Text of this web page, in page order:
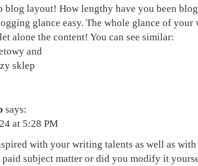
blog layout! How lengthy have you been
glance easy. The whole glance of your
alone the content! You can see similar:
and
sklep
says:
at 5:28 PM
with your writing talents as well as
paid subject matter or did you modify it